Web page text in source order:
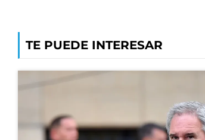
TE PUEDE INTERESAR